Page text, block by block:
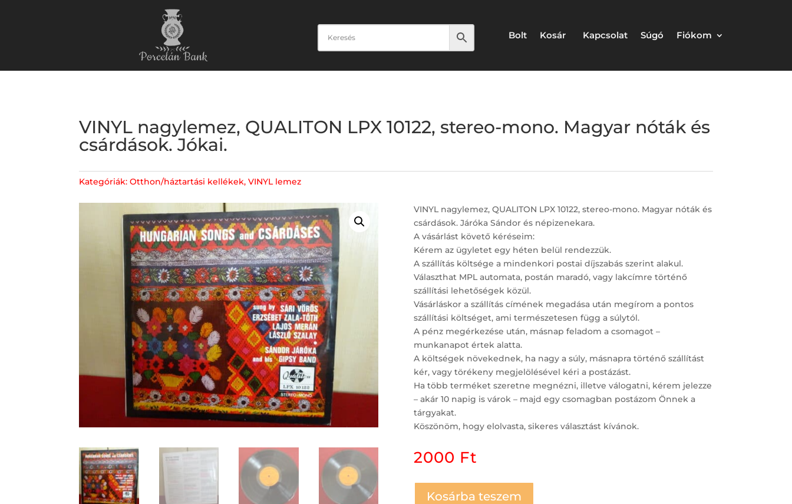
Bolt Kosár Kapcsolat Súgó Fiókom
VINYL nagylemez, QUALITON LPX 10122, stereo-mono. Magyar nóták és
csárdások. Jókai.
Kategóriák:Otthon/háztartási kellékek,VINYL lemez
VINYL nagylemez, QUALITON LPX 10122, stereo-mono. Magyar nóták és
csárdások. Járóka Sándor és népizenekara.
A vásárlást követő kéréseim:
Kérem az ügyletet egy héten belül rendezzük.
A szállítás költsége a mindenkori postai díjszabás szerint alakul.
Választhat MPL automata, postán maradó, vagy lakcímre történő
szállítási lehetőségek közül.
Vásárláskor a szállítás címének megadása után megírom a pontos
szállítási költséget, ami természetesen függ a súlytól.
A pénz megérkezése után, másnap feladom a csomagot –
munkanapot értek alatta.
A költségek növekednek, ha nagy a súly, másnapra történő szállítást
kér, vagy törékeny megjelölésével kéri a postázást.
Ha több terméket szeretne megnézni, illetve válogatni, kérem jelezze
– akár 10 napig is várok – majd egy csomagban postázom Önnek a
tárgyakat.
Köszönöm, hogy elolvasta, sikeres választást kívánok.
2000 Ft
Kosárba teszem